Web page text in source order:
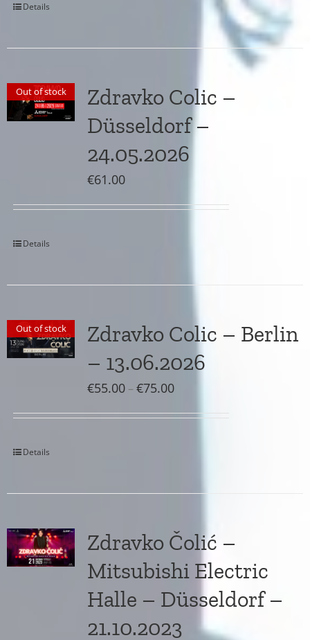
Details
Out of stock
Zdravko Colic –
Düsseldorf –
24.05.2026
€61.00
Details
Out of stock
Zdravko Colic – Berlin
– 13.06.2026
€55.00 – €75.00Preisspanne:
Details
Zdravko Čolić –
Mitsubishi Electric
Halle – Düsseldorf –
21.10.2023